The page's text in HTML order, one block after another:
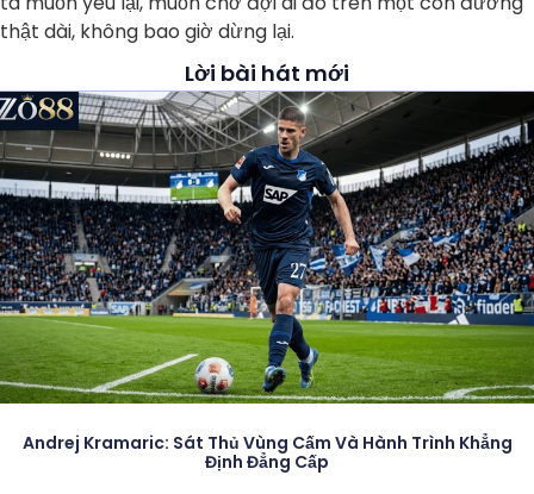
thật dài, không bao giờ dừng lại.
Lời bài hát mới
Andrej Kramaric: Sát Thủ Vùng Cấm Và Hành Trình Khẳng
Định Đẳng Cấp